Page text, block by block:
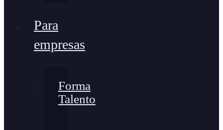
Para
empresas
Forma
Talento